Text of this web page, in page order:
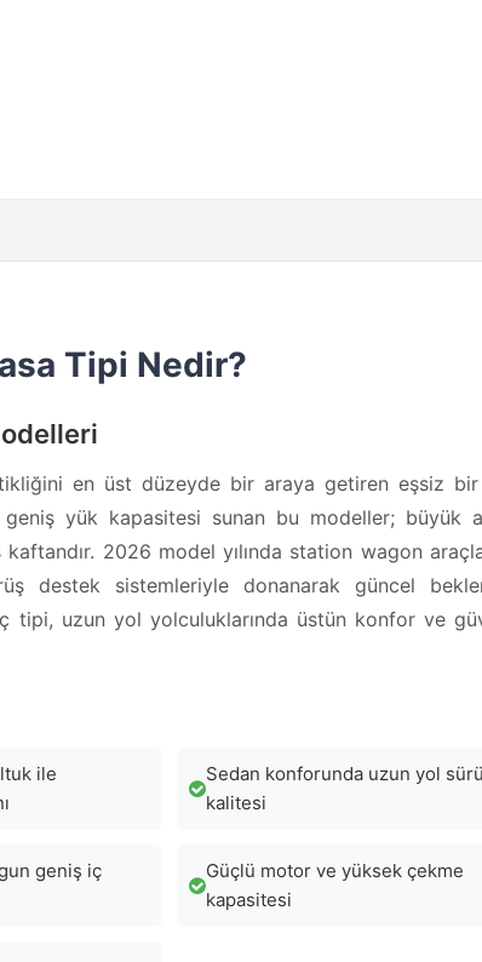
Tipi Nedir?
en üst düzeyde bir araya getiren eşsiz bir
yük kapasitesi sunan bu modeller; büyük
2026 model yılında station wagon
destek sistemleriyle donanarak güncel
tipi, uzun yol yolculuklarında üstün konfor ve
ile
Sedan konforunda uzun yol
kalitesi
geniş iç
Güçlü motor ve yüksek çekme
kapasitesi